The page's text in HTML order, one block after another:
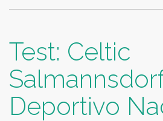
Test: Celtic
Deportivo